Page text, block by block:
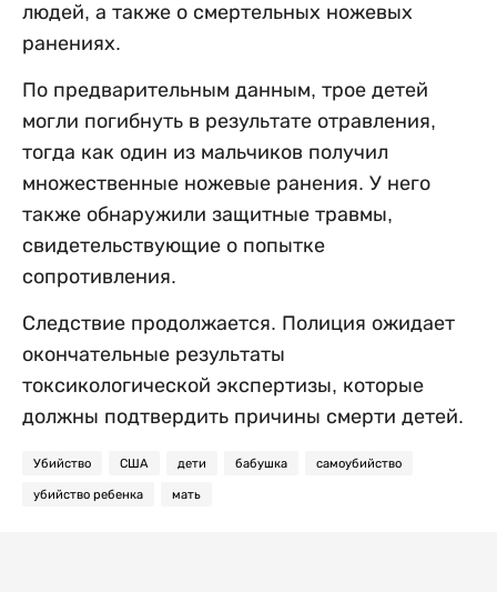
людей, а также о смертельных ножевых
ранениях.
По предварительным данным, трое детей
могли погибнуть в результате отравления,
тогда как один из мальчиков получил
множественные ножевые ранения. У него
также обнаружили защитные травмы,
свидетельствующие о попытке
сопротивления.
Следствие продолжается. Полиция ожидает
окончательные результаты
токсикологической экспертизы, которые
должны подтвердить причины смерти детей.
Убийство США дети бабушка самоубийство
убийство ребенка мать